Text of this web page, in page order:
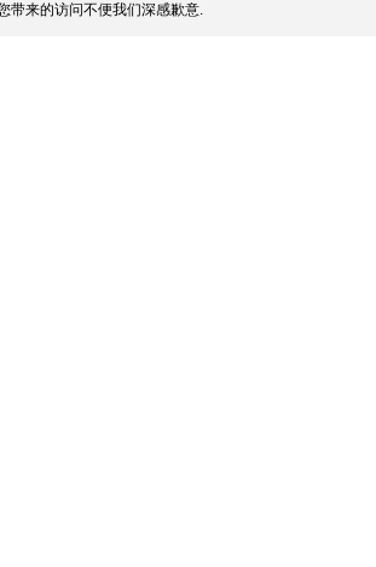
带来的访问不便我们深感歉意.